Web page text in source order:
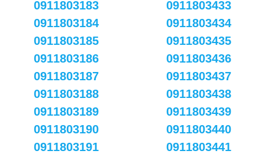
0911803183
0911803184
0911803185
0911803186
0911803187
0911803188
0911803189
0911803190
0911803191
0911803433
0911803434
0911803435
0911803436
0911803437
0911803438
0911803439
0911803440
0911803441